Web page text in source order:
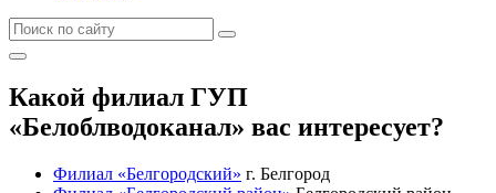
Какой филиал ГУП
«Белоблводоканал» вас интересует?
Филиал «Белгородский» г. Белгород